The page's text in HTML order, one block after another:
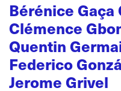
Bérénice Gaça
Clémence
Quentin
Federico
Jerome Grivel